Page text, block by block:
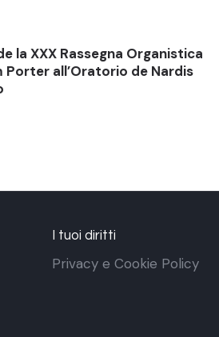
la XXX Rassegna Organistica
Porter all’Oratorio de Nardis
I tuoi diritti
Privacy e Cookie Policy